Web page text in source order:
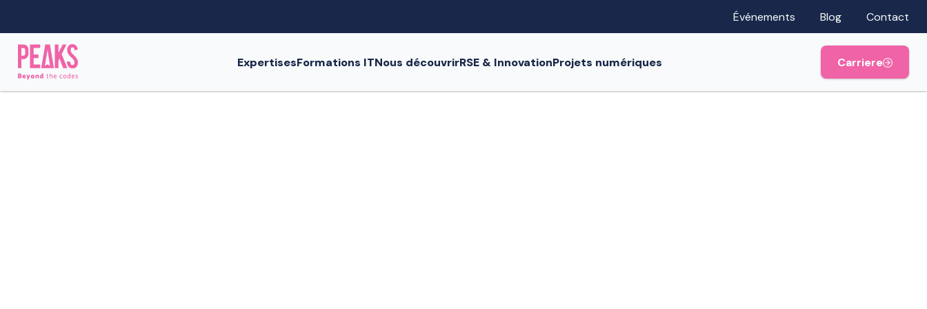
Événements Blog Contact
ExpertisesFormations ITNous découvrirRSE & InnovationProjets numériques Carriere